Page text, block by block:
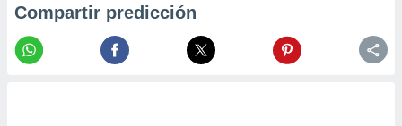
Compartir predicción